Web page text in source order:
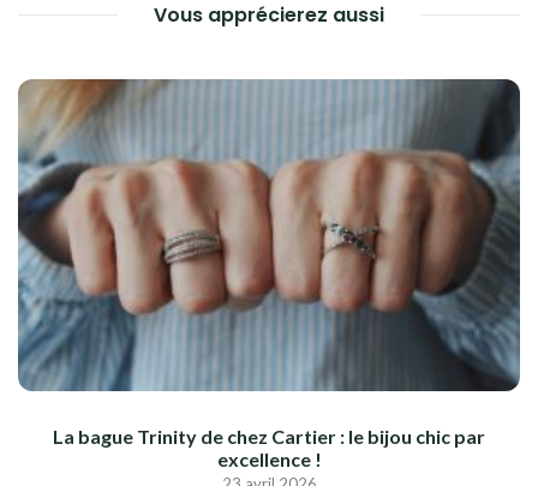
Vous apprécierez aussi
La bague Trinity de chez Cartier : le bijou chic par
excellence !